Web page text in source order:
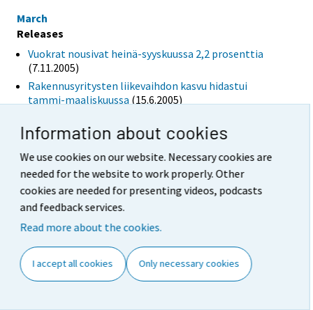
Information about cookies
We use cookies on our website. Necessary cookies are
needed for the website to work properly. Other
cookies are needed for presenting videos, podcasts
and feedback services.
Read more about the cookies.
I accept all cookies Only necessary cookies
March
Releases
Vuokrat nousivat heinä-syyskuussa 2,2 prosenttia
(7.11.2005)
Rakennusyritysten liikevaihdon kasvu hidastui
tammi-maaliskuussa (15.6.2005)
Reviews
Koko kaupan myynti kasvoi 3,8 prosenttia tammi-
maaliskuussaKaupan pitkän aikavälin
suhdannekehitys(13.5.2005)
Rakennusyritysten liikevaihdon kasvu hidastui
tammi-maaliskuussa.
Tables
Rakentamisen liikevaihtoindeksi 2000=100 (Excel)
(15.6.2005)
Figures